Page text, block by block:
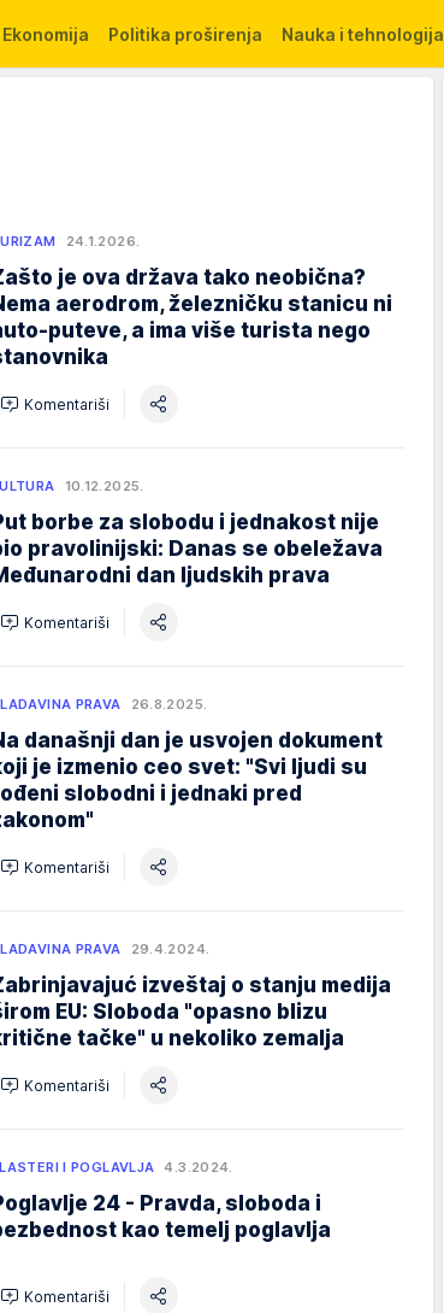
Ekonomija Politika proširenja Nauka i tehnologija
24.1.2026.
je ova država tako neobična?
aerodrom, železničku stanicu ni
puteve, a ima više turista nego
Komentariši
10.12.2025.
borbe za slobodu i jednakost nije
pravolinijski: Danas se obeležava
dan ljudskih prava
Komentariši
PRAVA 26.8.2025.
današnji dan je usvojen dokument
je izmenio ceo svet: "Svi ljudi su
slobodni i jednaki pred
Komentariši
PRAVA 29.4.2024.
izveštaj o stanju medija
EU: Sloboda "opasno blizu
tačke" u nekoliko zemalja
Komentariši
I POGLAVLJA 4.3.2024.
24 - Pravda, sloboda i
kao temelj poglavlja
Komentariši